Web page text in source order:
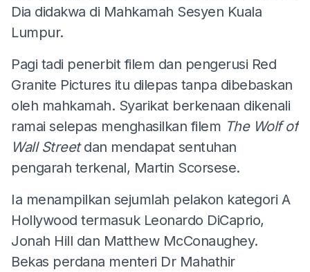
Dia didakwa di Mahkamah Sesyen Kuala
Lumpur.
Pagi tadi penerbit filem dan pengerusi Red
Granite Pictures itu dilepas tanpa dibebaskan
oleh mahkamah. Syarikat berkenaan dikenali
ramai selepas menghasilkan filem The Wolf of
Wall Streetdan mendapat sentuhan
pengarah terkenal, Martin Scorsese.
Ia menampilkan sejumlah pelakon kategori A
Hollywood termasuk Leonardo DiCaprio,
Jonah Hill dan Matthew McConaughey.
Bekas perdana menteri Dr Mahathir